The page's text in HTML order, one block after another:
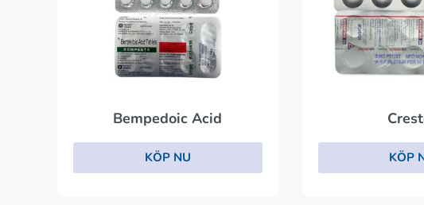
Bempedoic Acid
KÖP NU KÖP